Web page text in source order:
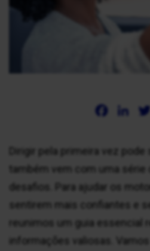
Facebook
Dirigir pela primeira vez
também vem com uma
desafios. Para ajudar os
sentirem mais confiantes e
reunimos um guia essencial
informações valiosas.